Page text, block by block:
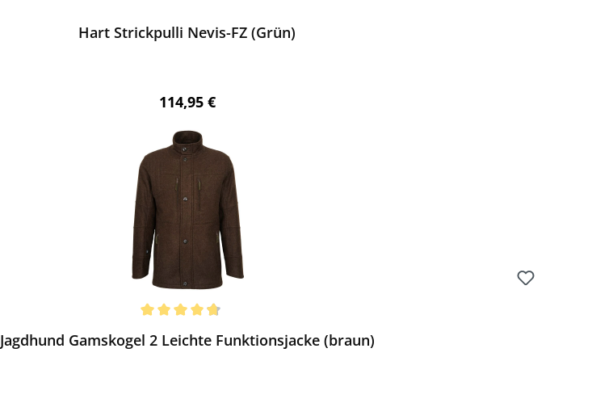
Hart Strickpulli Nevis-FZ (Grün)
Regulärer Preis:
114,95 €
Jagdhund Gamskogel 2 Leichte Funktionsjacke (braun)